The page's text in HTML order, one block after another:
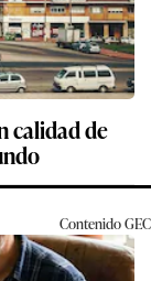
calidad de
ContenidoGEC